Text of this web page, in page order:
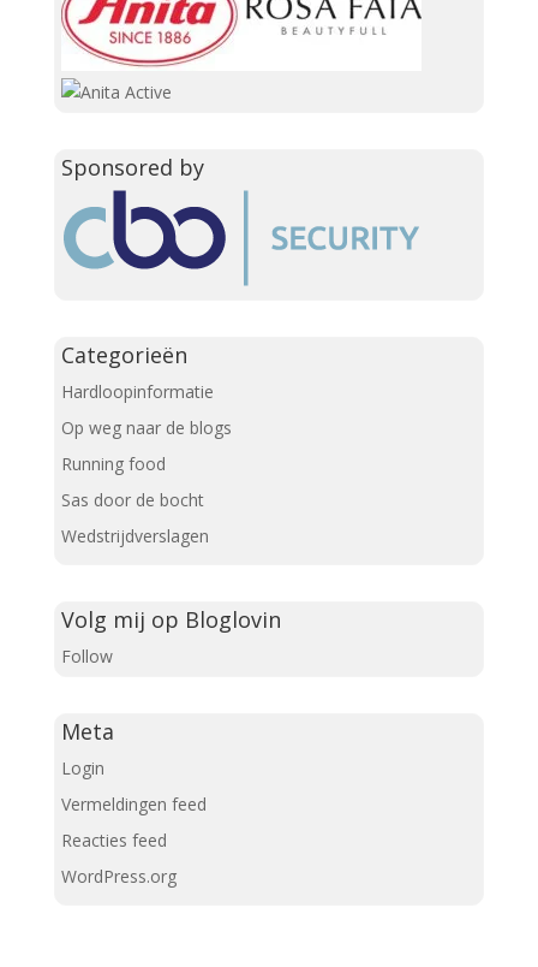
Sponsored by
Categorieën
Hardloopinformatie
Op weg naar de blogs
Running food
Sas door de bocht
Wedstrijdverslagen
Volg mij op Bloglovin
Follow
Meta
Login
Vermeldingen feed
Reacties feed
WordPress.org